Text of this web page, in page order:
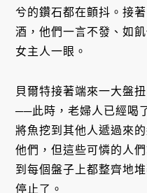
兮的鑽石都在顫抖。接
酒，他們一言不發、如
女主人一眼。
貝爾特接著端來一大盤
──此時，老婦人已經喝
將魚挖到其他人遞過來
他們，但這些可憐的人
到每個盤子上都整齊地
停止了。